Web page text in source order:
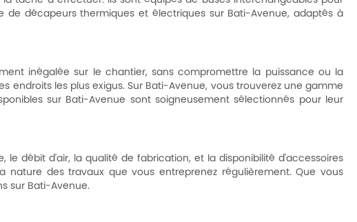
décapeurs thermiques et électriques sur Bati-Avenue, adaptés à
inégalée sur le chantier, sans compromettre la puissance ou la
les plus exigus. Sur Bati-Avenue, vous trouverez une gamme
sur Bati-Avenue sont soigneusement sélectionnés pour leur
débit d'air, la qualité de fabrication, et la disponibilité d'accessoires
des travaux que vous entreprenez régulièrement. Que vous
sur Bati-Avenue.